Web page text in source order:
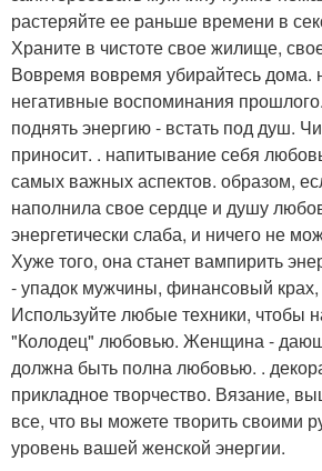
растеряйте ее раньше времени в
Храните в чистоте свое жилище,
Вовремя вовремя убирайтесь дома.
негативные воспоминания
поднять энергию - встать под душ.
приносит. . напитывание себя
самых важных аспектов. образом,
наполнила свое сердце и душу
энергетически слаба, и ничего не
Хуже того, она станет вампирить
- упадок мужчины, финансовый крах,
Используйте любые техники, чтобы
"Колодец" любовью. Женщина -
должна быть полна любовью. .
прикладное творчество. Вязание,
все, что вы можете творить своими
уровень вашей женской энергии.